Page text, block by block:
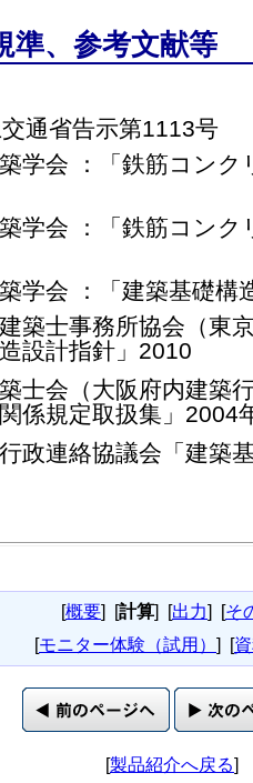
準、参考文献等
通省告示第1113号
築学会 ：「鉄筋コン
築学会 ：「鉄筋コン
築学会 ：「建築基礎
建築士事務所協会（東
設計指針」2010
築士会（大阪府内建築
係規定取扱集」2004
政連絡協議会「建築
[概要] [計算] [出力] [そ
[モニター体験（試用） ] [
[製品紹介へ戻る]